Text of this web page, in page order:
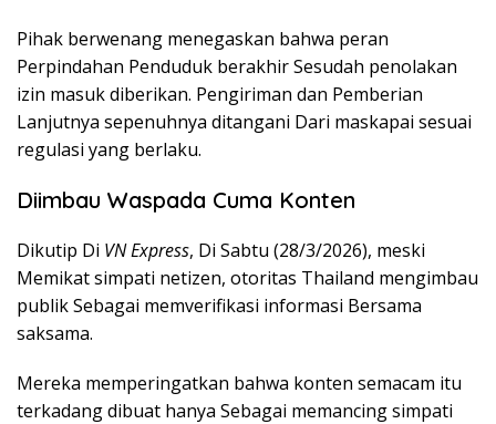
Pihak berwenang menegaskan bahwa peran
Perpindahan Penduduk berakhir Sesudah penolakan
izin masuk diberikan. Pengiriman dan Pemberian
Lanjutnya sepenuhnya ditangani Dari maskapai sesuai
regulasi yang berlaku.
Diimbau Waspada Cuma Konten
Dikutip Di VN Express, Di Sabtu (28/3/2026), meski
Memikat simpati netizen, otoritas Thailand mengimbau
publik Sebagai memverifikasi informasi Bersama
saksama.
Mereka memperingatkan bahwa konten semacam itu
terkadang dibuat hanya Sebagai memancing simpati